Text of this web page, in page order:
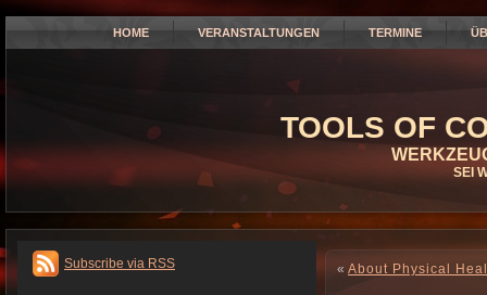
HOME VERANSTALTUNGEN TERMINE
TOOLS OF
SEI
Subscribe via RSS « About Physical